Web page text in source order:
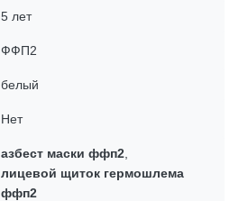
5 лет
ФФП2
белый
Нет
азбест маски ффп2
лицевой щиток гермошлема
ффп2